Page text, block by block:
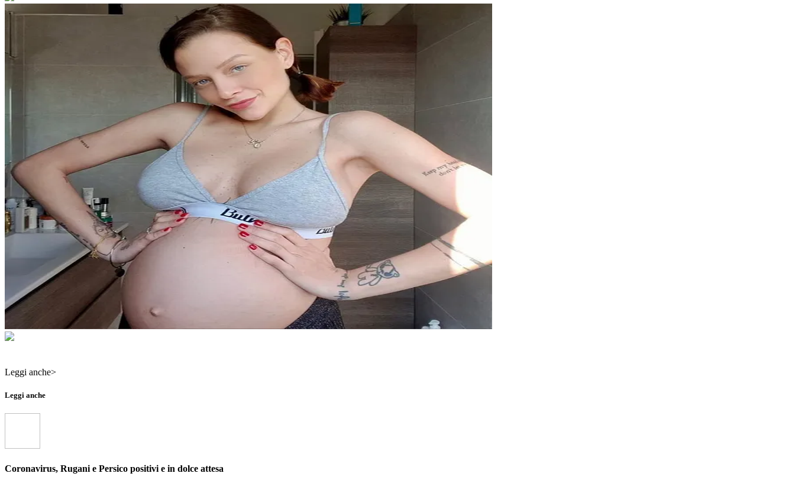
Leggi anche>
Leggi anche
Coronavirus, Rugani e Persico positivi e in dolce attesa